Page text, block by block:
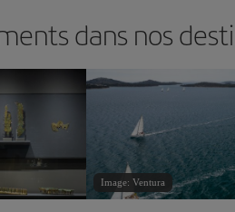
dans nos
Image: Ventura